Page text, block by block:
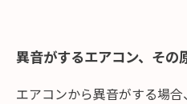
異音がするエアコン、その
エアコンから異音がする場